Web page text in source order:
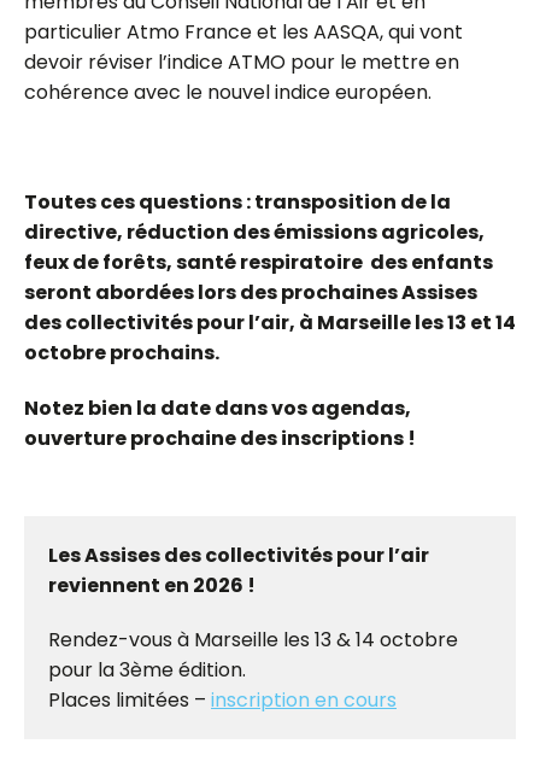
particulier Atmo France et les AASQA, qui vont
devoir réviser l’indice ATMO pour le mettre en
cohérence avec le nouvel indice européen.
Toutes ces questions : transposition de la
directive, réduction des émissions agricoles,
feux de forêts, santé respiratoire des enfants
seront abordées lors des prochaines Assises
des collectivités pour l’air, à Marseille les 13 et 14
octobre prochains.
Notez bien la date dans vos agendas,
ouverture prochaine des inscriptions !
Les Assises des collectivités pour l’air
reviennent en 2026 !
Rendez-vous à Marseille les 13 & 14 octobre
pour la 3ème édition.
Places limitées – inscription en cours